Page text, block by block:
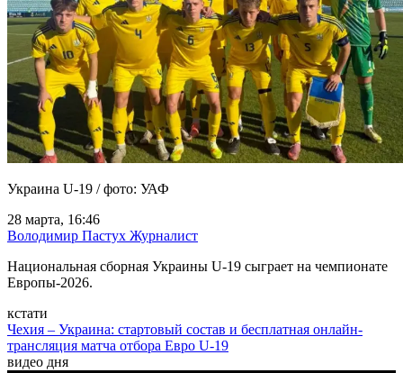
Украина U-19 / фото: УАФ
28 марта, 16:46
Володимир Пастух Журналист
Национальная сборная Украины U-19 сыграет на чемпионате
Европы-2026.
кстати
Чехия – Украина: стартовый состав и бесплатная онлайн-
трансляция матча отбора Евро U-19
видео дня